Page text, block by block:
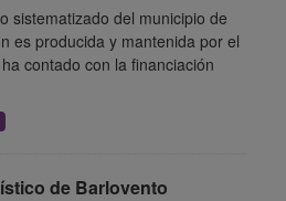
sistematizado del municipio de
es producida y mantenida por el
contado con la financiación
de Barlovento